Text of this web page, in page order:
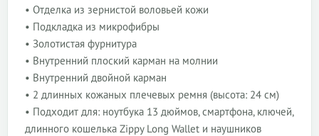
• Отделка из зернистой воловьей кожи
• Подкладка из микрофибры
• Золотистая фурнитура
• Внутренний плоский карман на молнии
• Внутренний двойной карман
• 2 длинных кожаных плечевых ремня (высота: 24 см)
• Подходит для: ноутбука 13 дюймов, смартфона, ключей,
длинного кошелька Zippy Long Wallet и наушников